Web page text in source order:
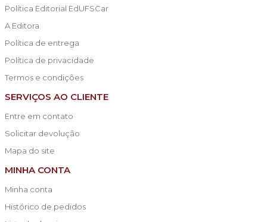
Política Editorial EdUFSCar
A Editora
Política de entrega
Política de privacidade
Termos e condições
SERVIÇOS AO CLIENTE
Entre em contato
Solicitar devolução
Mapa do site
MINHA CONTA
Minha conta
Histórico de pedidos